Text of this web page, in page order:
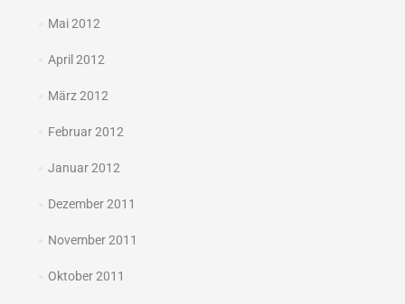
Mai 2012
April 2012
März 2012
Februar 2012
Januar 2012
Dezember 2011
November 2011
Oktober 2011